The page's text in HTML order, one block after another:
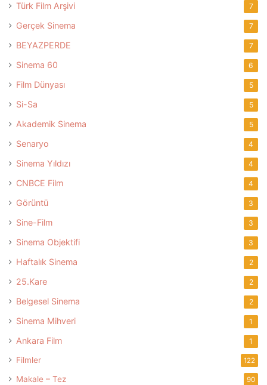
Türk Film Arşivi 7
Gerçek Sinema 7
BEYAZPERDE 7
Sinema 60 6
Film Dünyası 5
Si-Sa 5
Akademik Sinema 5
Senaryo 4
Sinema Yıldızı 4
CNBCE Film 4
Görüntü 3
Sine-Film 3
Sinema Objektifi 3
Haftalık Sinema 2
25.Kare 2
Belgesel Sinema 2
Sinema Mihveri 1
Ankara Film 1
Filmler 122
Makale – Tez 90